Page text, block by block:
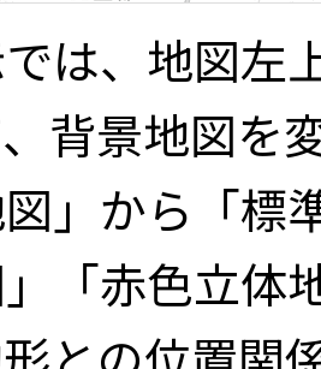
は、地図左
背景地図を
図」から「
「赤色立体